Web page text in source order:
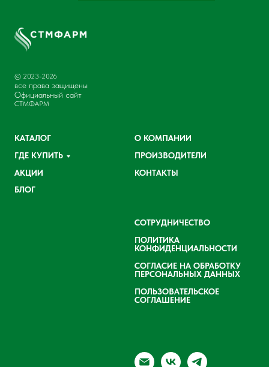
© 2023-2026
все права защищены
Официальный сайт
СТМФАРМ
КАТАЛОГ
ГДЕ КУПИТЬ
АКЦИИ
БЛОГ
О КОМПАНИИ
ПРОИЗВОДИТЕЛИ
КОНТАКТЫ
СОТРУДНИЧЕСТВО
ПОЛИТИКА
КОНФИДЕНЦИАЛЬНОСТИ
СОГЛАСИЕ НА ОБРАБОТКУ
ПЕРСОНАЛЬНЫХ ДАННЫХ
ПОЛЬЗОВАТЕЛЬСКОЕ
СОГЛАШЕНИЕ